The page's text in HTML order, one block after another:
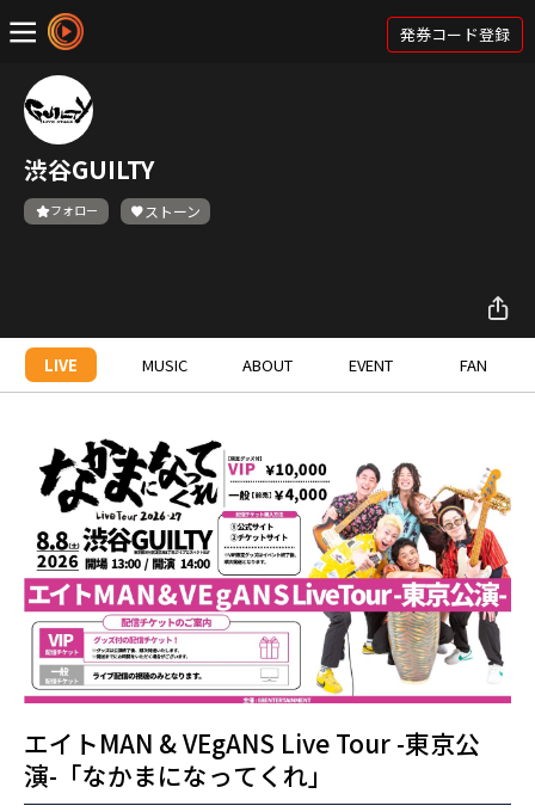
発券コード登録
渋谷GUILTY
フォロー ストーン
LIVE MUSIC ABOUT EVENT FAN
エイトMAN & VEgANS Live Tour -東京公
演-「なかまになってくれ」